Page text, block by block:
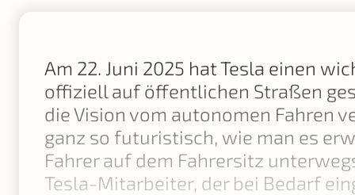
Am 22. Juni 2025 hat Tesla einen
offiziell auf öffentlichen Straßen
die Vision vom autonomen Fahren
ganz so futuristisch, wie man es
Fahrer auf dem Fahrersitz
Tesla-Mitarbeiter, der bei Bedarf